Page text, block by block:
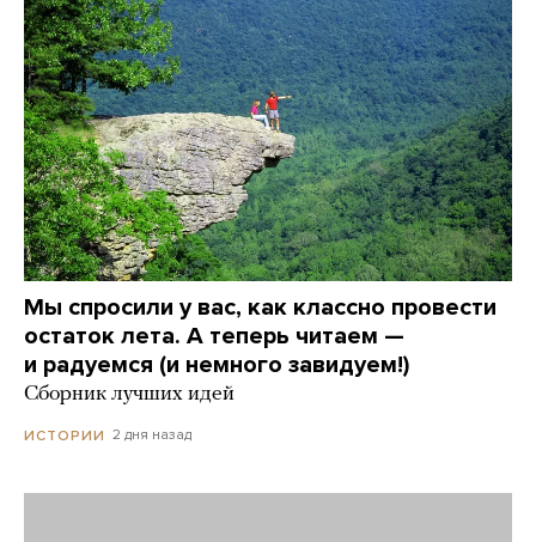
Мы спросили у вас, как классно провести
остаток лета. А теперь читаем —
и радуемся (и немного завидуем!)
Сборник лучших идей
ИСТОРИИ 2 дня назад